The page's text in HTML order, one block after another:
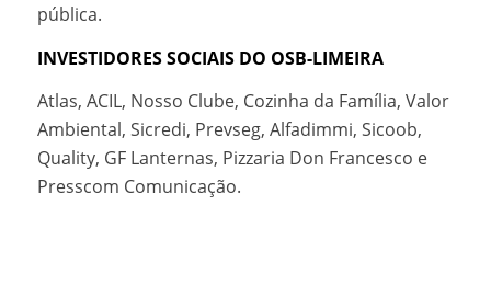
pública.
INVESTIDORES SOCIAIS DO OSB-LIMEIRA
Atlas, ACIL, Nosso Clube, Cozinha da Família, Valor
Ambiental, Sicredi, Prevseg, Alfadimmi, Sicoob,
Quality, GF Lanternas, Pizzaria Don Francesco e
Presscom Comunicação.